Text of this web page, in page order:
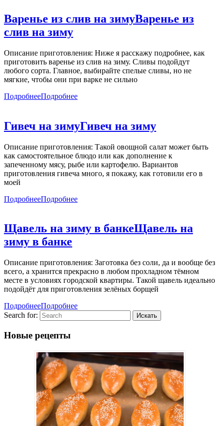
Варенье из слив на зимуВаренье из
слив на зиму
Описание приготовления: Ниже я расскажу подробнее, как
приготовить варенье из слив на зиму. Сливы подойдут
любого сорта. Главное, выбирайте спелые сливы, но не
мягкие, чтобы они при варке не сильно
ПодробнееПодробнее
Гивеч на зимуГивеч на зиму
Описание приготовления: Такой овощной салат может быть
как самостоятельное блюдо или как дополнение к
запеченному мясу, рыбе или картофелю. Вариантов
приготовления гивеча много, я покажу, как готовили его в
моей
ПодробнееПодробнее
Щавель на зиму в банкеЩавель на
зиму в банке
Описание приготовления: Заготовка без соли, да и вообще без
всего, а хранится прекрасно в любом прохладном тёмном
месте в условиях городской квартиры. Такой щавель идеально
подойдёт для приготовления зелёных борщей
ПодробнееПодробнее
Search for:
Новые рецепты